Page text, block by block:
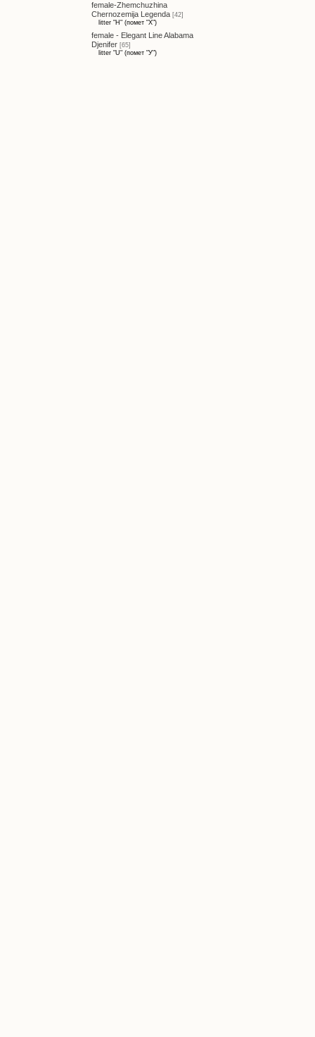
female-Zhemchuzhina
Chernozemija Legenda [42]
litter "H" (помет "Х")
female - Elegant Line Alabama
Djenifer [65]
litter "U" (помет "У")